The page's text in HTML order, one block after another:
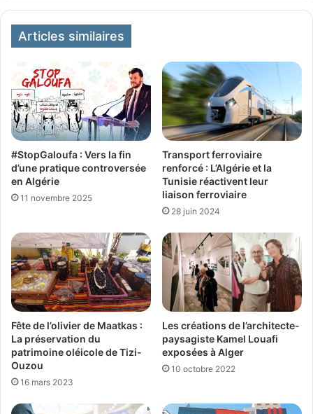
Articles similaires
#StopGaloufa : Vers la fin
d’une pratique controversée
en Algérie
11 novembre 2025
Transport ferroviaire
renforcé : L’Algérie et la
Tunisie réactivent leur
liaison ferroviaire
28 juin 2024
Fête de l’olivier de Maatkas :
La préservation du
patrimoine oléicole de Tizi-
Ouzou
16 mars 2023
Les créations de l’architecte-
paysagiste Kamel Louafi
exposées à Alger
10 octobre 2022